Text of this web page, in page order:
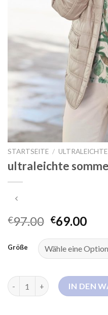
STARTSEITE /
ultraleichte
€97.00 €69.00
Größe
ultraleichte sommerIN DEN